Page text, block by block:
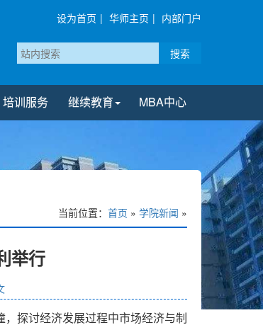
设为首页 | 华师主页 | 内部门户
搜索
培训服务 继续教育 MBA中心
当前位置： 首页 » 学院新闻 »
举行
探讨经济发展过程中市场经济与制